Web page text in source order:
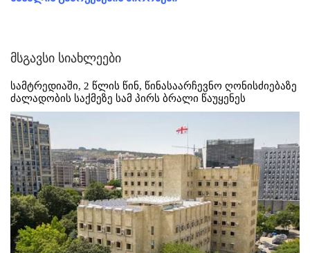
მსგავსი სიახლეები
სამტრედიაში, 2 წლის წინ, წინასაარჩევნო ღონისძიებაზე
ძალადობის საქმეზე სამ პირს ბრალი წაუყენეს